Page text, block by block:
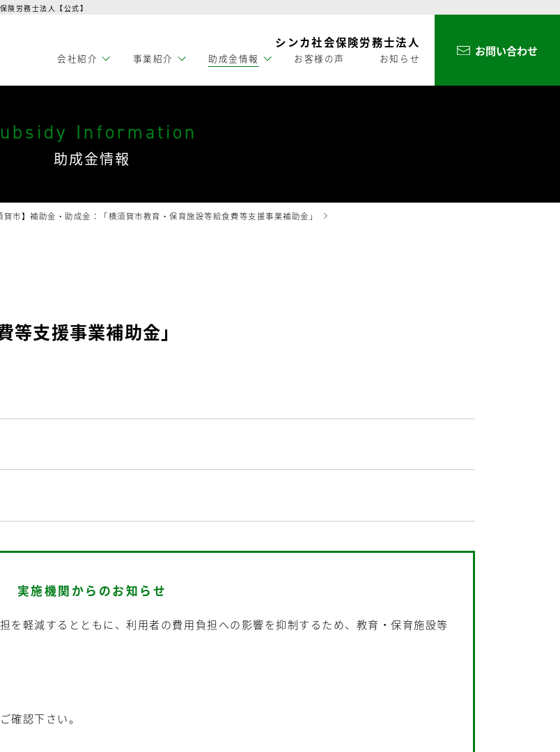
険労務士法人【公式】
シンカ社会保険労務士法人
会社紹介 事業紹介 助成金情報 お客様の声 お知らせ お問い合わせ
Information
助成金情報
賀市】補助金・助成金：「横須賀市教育・保育施設等給食費等支援事業補助金」
等支援事業補助金」
実施機関からのお知らせ
を軽減するとともに、利用者の費用負担への影響を抑制するため、教育・保育施設等
確認下さい。